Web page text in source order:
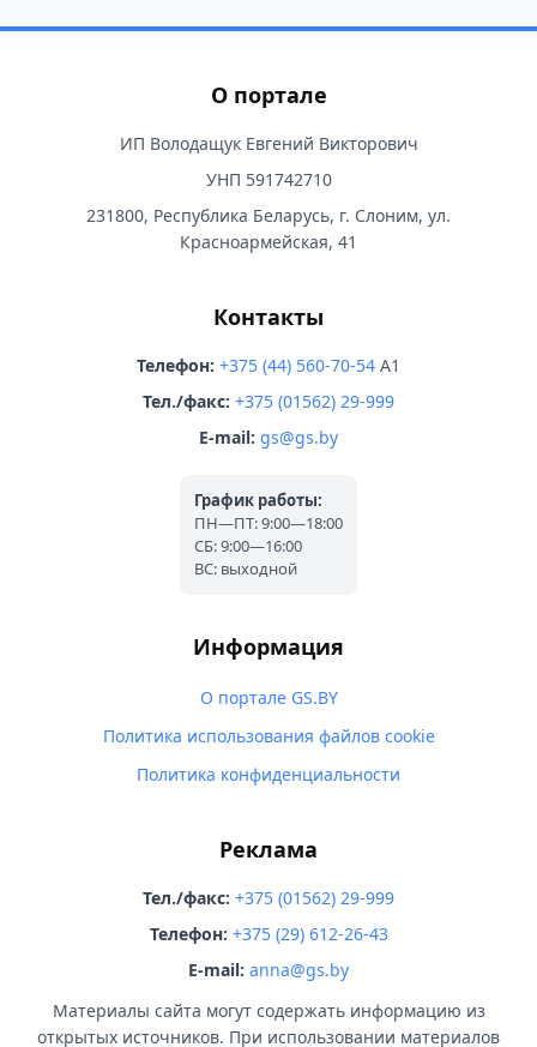
О портале
ИП Володащук Евгений Викторович
УНП 591742710
231800, Республика Беларусь, г. Слоним, ул.
Красноармейская, 41
Контакты
Телефон: +375 (44) 560-70-54 A1
Тел./факс: +375 (01562) 29-999
E-mail: gs@gs.by
График работы:
ПН—ПТ: 9:00—18:00
СБ: 9:00—16:00
ВС: выходной
Информация
О портале GS.BY
Политика использования файлов cookie
Политика конфиденциальности
Реклама
Тел./факс: +375 (01562) 29-999
Телефон: +375 (29) 612-26-43
E-mail: anna@gs.by
Материалы сайта могут содержать информацию из
открытых источников. При использовании материалов